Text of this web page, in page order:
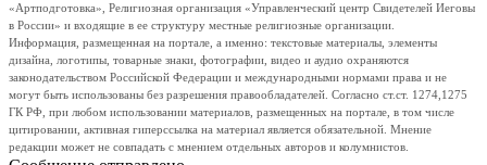
«Артподготовка», Религиозная организация «Управленческий центр Свидетелей Иеговы
в России» и входящие в ее структуру местные религиозные организации.
Информация, размещенная на портале, а именно: текстовые материалы, элементы
дизайна, логотипы, товарные знаки, фотографии, видео и аудио охраняются
законодательством Российской Федерации и международными нормами права и не
могут быть использованы без разрешения правообладателей. Согласно ст.ст. 1274,1275
ГК РФ, при любом использовании материалов, размещенных на портале, в том числе
цитировании, активная гиперссылка на материал является обязательной. Мнение
редакции может не совпадать с мнением отдельных авторов и колумнистов.